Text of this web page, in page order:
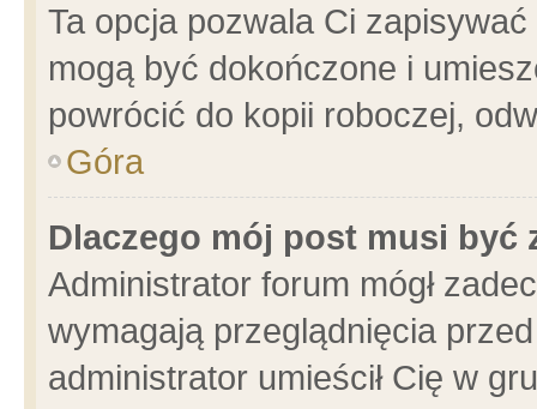
Ta opcja pozwala Ci
mogą być dokończone i
powrócić do kopii roboczej,
Góra
Dlaczego mój post musi być
Administrator forum mógł
wymagają przeglądnięcia
administrator umieścił Cię w